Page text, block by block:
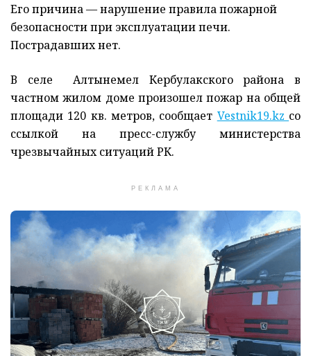
Его причина — нарушение правила пожарной
безопасности при эксплуатации печи.
Пострадавших нет.
В селе Алтынемел Кербулакского района в
частном жилом доме произошел пожар на общей
площади 120 кв. метров, сообщает Vestnik19.kz со
ссылкой на пресс-службу министерства
чрезвычайных ситуаций РК.
РЕКЛАМА